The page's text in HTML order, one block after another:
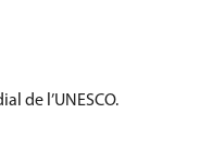
de l’UNESCO.